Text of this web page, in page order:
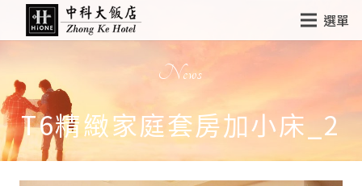
選單
News
T6精緻家庭套房加小床_2